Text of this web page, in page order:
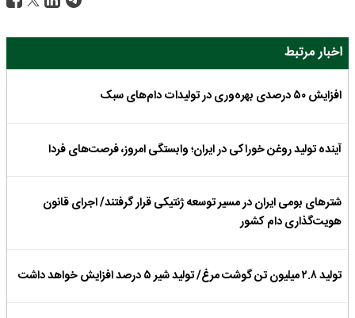
اخبار مرتبط
افزایش ۵۰ درصدی بهره‌وری در تولیدات دام‌های سبک
آینده تولید روغن خوراکی در ایران؛ وابستگی امروز، فرصت‌های فردا
شترهای بومی ایران در مسیر توسعه ژنتیکی قرار گرفتند/ اجرای قانون
هویت‌گذاری دام کشور
تولید ۲.۸ میلیون تن گوشت مرغ/ تولید شیر ۵ درصد افزایش خواهد داشت